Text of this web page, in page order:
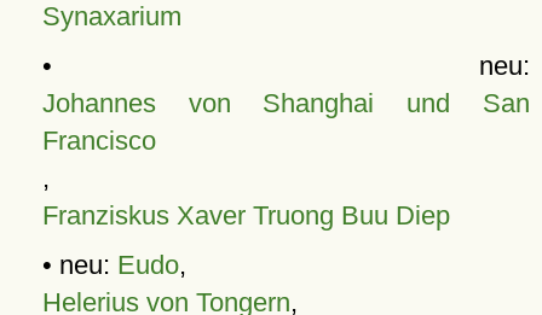
Synaxarium
• neu:
Johannes von Shanghai und San
Francisco
,
Franziskus Xaver Truong Buu Diep
• neu: Eudo,
Helerius von Tongern,